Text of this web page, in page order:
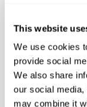
This website
We use cookies
provide social
We also share
our social
may combine it